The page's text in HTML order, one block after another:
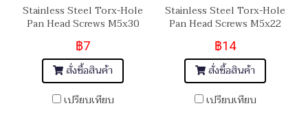
Stainless Steel Torx-Hole
Pan Head Screws M5x30
฿7
สั่งซื้อสินค้า
เปรียบเทียบ
Stainless Steel Torx-Hole
Pan Head Screws M5x22
฿14
สั่งซื้อสินค้า
เปรียบเทียบ